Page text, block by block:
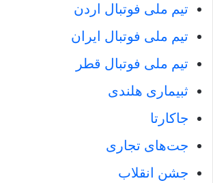
تیم ملی فوتبال اردن
تیم ملی فوتبال ایران
تیم ملی فوتبال قطر
ثبیماری هلندی
جاکارتا
جت‌های تجاری
جشن انقلاب